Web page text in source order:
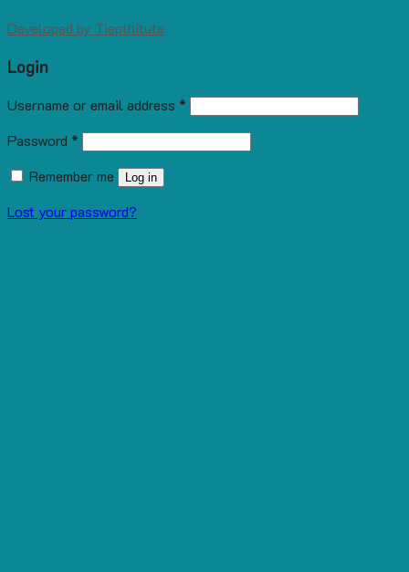
Developed by Tiepthitute
Login
Username or email address *
Password *
Remember me
Log in
Lost your password?